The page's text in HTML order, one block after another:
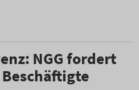
NGG fordert